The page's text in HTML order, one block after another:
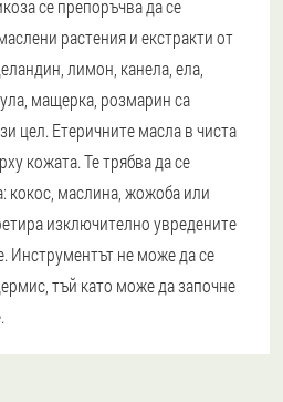
се препоръчва да се
растения и екстракти от
лимон, канела, ела,
мащерка, розмарин са
цел. Етеричните масла в чиста
кожата. Те трябва да се
кокос, маслина, жожоба или
изключително увредените
Инструментът не може да се
тъй като може да започне